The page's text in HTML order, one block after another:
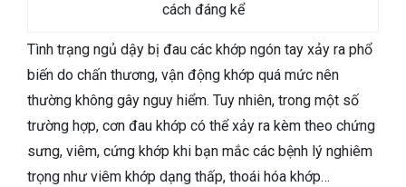
cách đáng kể
Tình trạng ngủ dậy bị đau các khớp ngón tay xảy ra phổ
biến do chấn thương, vận động khớp quá mức nên
thường không gây nguy hiểm. Tuy nhiên, trong một số
trường hợp, cơn đau khớp có thể xảy ra kèm theo chứng
sưng, viêm, cứng khớp khi bạn mắc các bệnh lý nghiêm
trọng như viêm khớp dạng thấp, thoái hóa khớp…